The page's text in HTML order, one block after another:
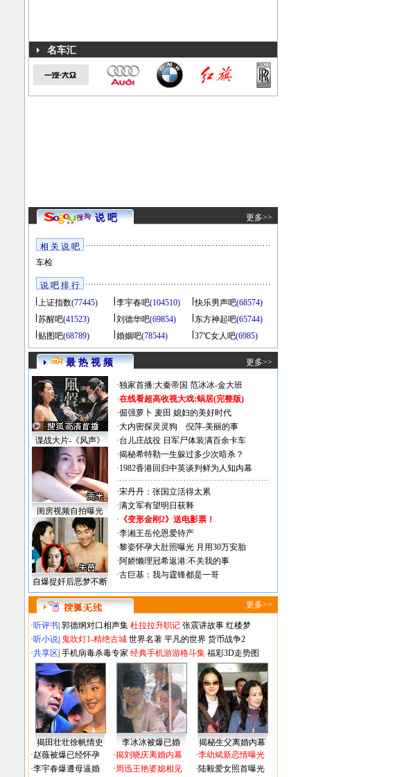
名车汇
说 吧 更多>>
相 关 说 吧
车检
说 吧 排 行
上证指数(77445) 李宇春吧(104510) 快乐男声吧(68574)
苏醒吧(41523) 刘德华吧(69854) 东方神起吧(65744)
贴图吧(68789) 婚姻吧(78544) 37℃女人吧(6985)
最 热 视 频 更多>>
谍战大片-《风声》
闺房视频自拍曝光
自爆捉奸后恶梦不断
·独家首播:大秦帝国 范冰冰-金大班
·在线看超高收视大戏:蜗居(完整版)
·倔强萝卜 麦田 媳妇的美好时代
·大内密探灵灵狗
倪萍-美丽的事
·台儿庄战役 日军尸体装满百余卡车
·揭秘希特勒一生躲过多少次暗杀？
·1982香港回归中英谈判鲜为人知内幕
·宋丹丹：张国立活得太累
·满文军有望明日获释
· 《变形金刚2》送电影票！
·李湘王岳伦恩爱待产
·黎姿怀孕大肚照曝光 月用30万安胎
·阿娇懒理冠希返港:不关我的事
·古巨基：我与霆锋都是一哥
更多>>
·听评书 郭德纲对口相声集 杜拉拉升职记 张震讲故事 红楼梦
·听小说 鬼吹灯1-精绝古城 世界名著 平凡的世界 货币战争2
·共享区 手机病毒杀毒专家 经典手机游游格斗集 福彩3D走势图
揭田壮壮徐帆情史 李冰冰被爆已婚
揭秘生父离婚内幕
·赵薇被爆已经怀孕
·李宇春爆遭母逼婚
·揭刘晓庆离婚内幕
·周迅王艳婆媳相见
·李幼斌新恋情曝光
·陆毅爱女照首曝光